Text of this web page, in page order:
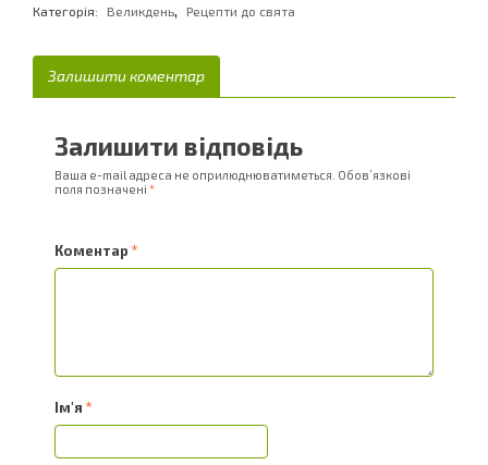
Категорія: Великдень, Рецепти до свята
Залишити коментар
Залишити відповідь
Ваша e-mail адреса не оприлюднюватиметься. Обов’язкові
поля позначені *
Коментар *
Ім'я *